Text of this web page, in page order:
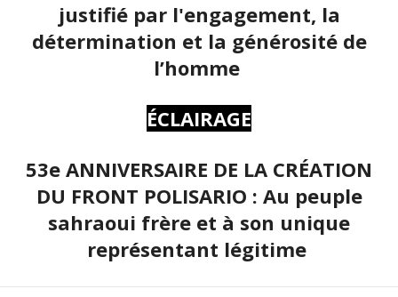
justifié par l'engagement, la
détermination et la générosité de
l’homme
ÉCLAIRAGE
53e ANNIVERSAIRE DE LA CRÉATION
DU FRONT POLISARIO : Au peuple
sahraoui frère et à son unique
représentant légitime